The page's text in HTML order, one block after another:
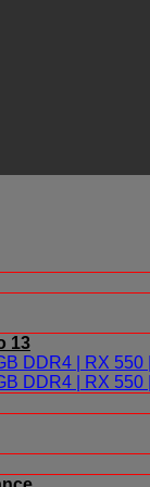
13
DDR4 | RX 550
DDR4 | RX 550